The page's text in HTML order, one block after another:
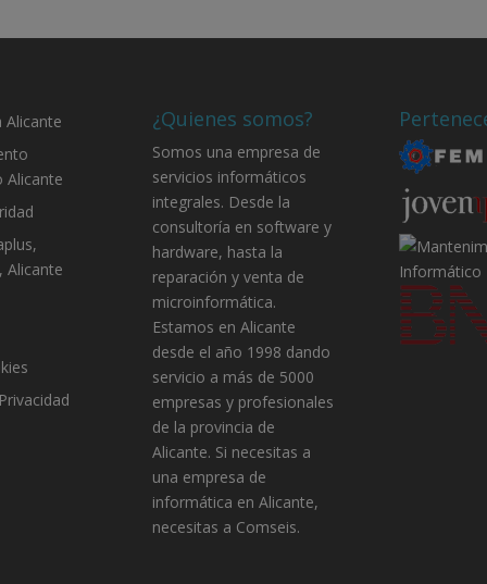
Alicante
Alicante
Alicante
¿Quienes somos?
Somos una empresa de
servicios informáticos
integrales. Desde la
consultoría en software y
hardware, hasta la
reparación y venta de
microinformática.
Estamos en Alicante
desde el año 1998 dando
servicio a más de 5000
empresas y profesionales
de la provincia de
Alicante. Si necesitas a
una empresa de
informática en Alicante,
necesitas a Comseis.